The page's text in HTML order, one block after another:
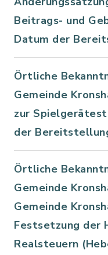
Beitrags- und
Datum der
Örtliche
Gemeinde
zur
der
Örtliche
Gemeinde
Gemeinde
Festsetzung der
Realsteuern